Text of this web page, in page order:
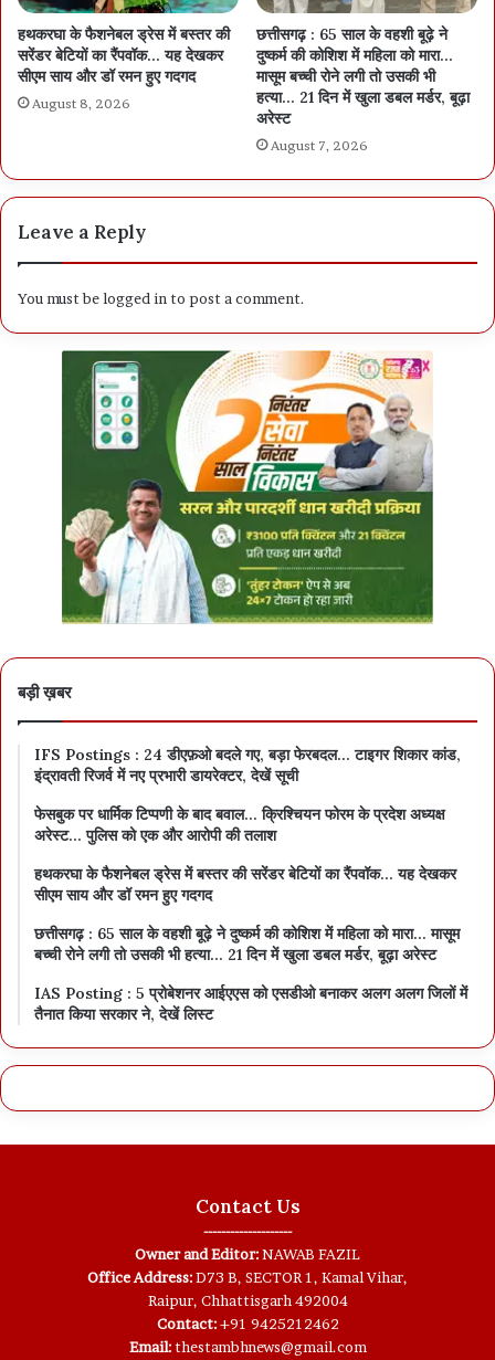
हथकरघा के फैशनेबल ड्रेस में बस्तर की
सरेंडर बेटियों का रैंपवॉक… यह देखकर
सीएम साय और डॉ रमन हुए गदगद
August 8, 2026
छत्तीसगढ़ : 65 साल के वहशी बूढ़े ने
दुष्कर्म की कोशिश में महिला को मारा…
मासूम बच्ची रोने लगी तो उसकी भी
हत्या… 21 दिन में खुला डबल मर्डर, बूढ़ा
अरेस्ट
August 7, 2026
Leave a Reply
You must belogged in to post a comment.
बड़ी ख़बर
IFS Postings : 24 डीएफ़ओ बदले गए, बड़ा फेरबदल… टाइगर शिकार कांड,
इंद्रावती रिजर्व में नए प्रभारी डायरेक्टर, देखें सूची
फेसबुक पर धार्मिक टिप्पणी के बाद बवाल… क्रिश्चियन फोरम के प्रदेश अध्यक्ष
अरेस्ट… पुलिस को एक और आरोपी की तलाश
हथकरघा के फैशनेबल ड्रेस में बस्तर की सरेंडर बेटियों का रैंपवॉक… यह देखकर
सीएम साय और डॉ रमन हुए गदगद
छत्तीसगढ़ : 65 साल के वहशी बूढ़े ने दुष्कर्म की कोशिश में महिला को मारा… मासूम
बच्ची रोने लगी तो उसकी भी हत्या… 21 दिन में खुला डबल मर्डर, बूढ़ा अरेस्ट
IAS Posting : 5 प्रोबेशनर आईएएस को एसडीओ बनाकर अलग अलग जिलों में
तैनात किया सरकार ने, देखें लिस्ट
Contact Us
--------------------
Owner and Editor:NAWAB FAZIL
Office Address:D73 B, SECTOR 1, Kamal Vihar,
Raipur, Chhattisgarh 492004
Contact:+91 9425212462
Email:thestambhnews@gmail.com